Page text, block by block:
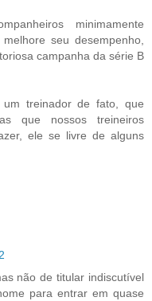
minimamente
seu desempenho,
campanha da série B
treinador de fato, que
que nossos treineiros
ele se livre de alguns
não de titular indiscutível
para entrar em quase